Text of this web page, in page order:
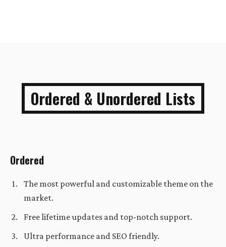
Ordered & Unordered Lists
Ordered
The most powerful and customizable theme on the
market.
Free lifetime updates and top-notch support.
Ultra performance and SEO friendly.